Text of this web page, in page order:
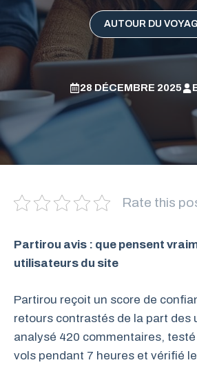
AUTOUR DU
28 DÉCEMBRE 2025
Rate this
Partirou avis : que pensent
utilisateurs du site
Partirou reçoit un score de
retours contrastés de la part des
analysé 420 commentaires,
vols pendant 7 heures et vérifié